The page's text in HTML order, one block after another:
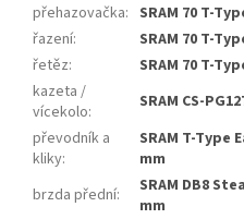
přehazovačka: SRAM 70 T-
řazení:
SRAM 70 T-
řetěz:
SRAM 70 T-
kazeta /
vícekolo:
SRAM CS-
převodník a
kliky:
SRAM T-Type
mm
brzda přední:
SRAM DB8
mm